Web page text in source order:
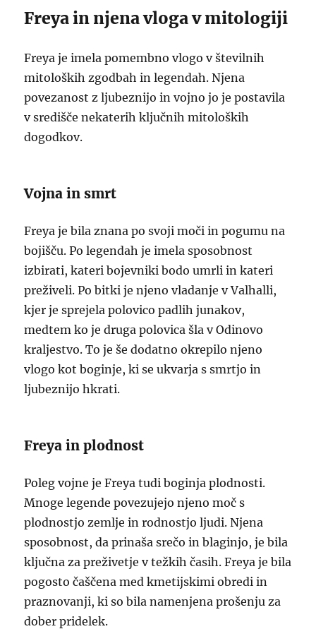
Freya in njena vloga v mitologiji
Freya je imela pomembno vlogo v številnih
mitoloških zgodbah in legendah. Njena
povezanost z ljubeznijo in vojno jo je postavila
v središče nekaterih ključnih mitoloških
dogodkov.
Vojna in smrt
Freya je bila znana po svoji moči in pogumu na
bojišču. Po legendah je imela sposobnost
izbirati, kateri bojevniki bodo umrli in kateri
preživeli. Po bitki je njeno vladanje v Valhalli,
kjer je sprejela polovico padlih junakov,
medtem ko je druga polovica šla v Odinovo
kraljestvo. To je še dodatno okrepilo njeno
vlogo kot boginje, ki se ukvarja s smrtjo in
ljubeznijo hkrati.
Freya in plodnost
Poleg vojne je Freya tudi boginja plodnosti.
Mnoge legende povezujejo njeno moč s
plodnostjo zemlje in rodnostjo ljudi. Njena
sposobnost, da prinaša srečo in blaginjo, je bila
ključna za preživetje v težkih časih. Freya je bila
pogosto čaščena med kmetijskimi obredi in
praznovanji, ki so bila namenjena prošenju za
dober pridelek.